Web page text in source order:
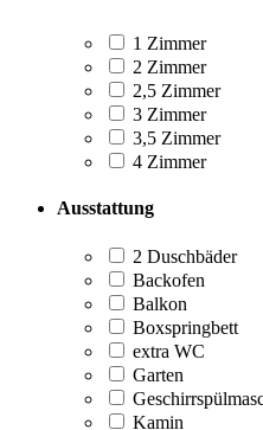
1 Zimmer
2 Zimmer
2,5 Zimmer
3 Zimmer
3,5 Zimmer
4 Zimmer
Ausstattung
2 Duschbäder
Backofen
Balkon
Boxspringbett
extra WC
Garten
Kamin